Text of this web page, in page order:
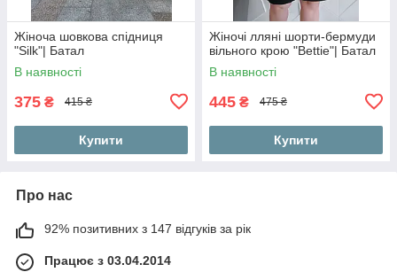
Жіноча шовкова спідниця
"Silk"| Батал
В наявності
375 ₴ 415 ₴
Купити
Жіночі лляні шорти-бермуди
вільного крою "Bettie"| Батал
В наявності
445 ₴ 475 ₴
Купити
Про нас
92% позитивних з 147 відгуків за рік
Працює з 03.04.2014